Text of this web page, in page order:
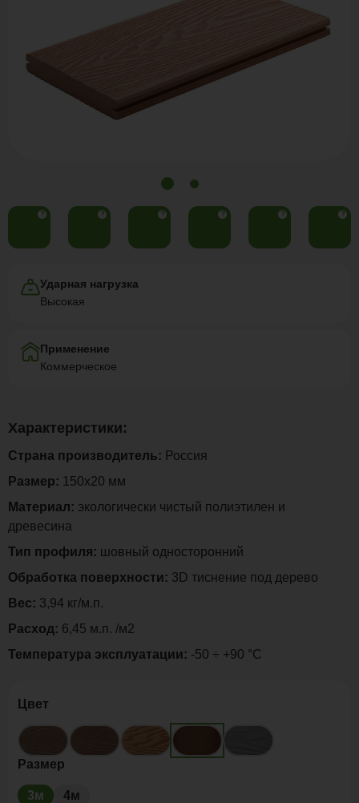
? ? ? ? ? ?
Цвет
Размер
3м
4м
Ударная нагрузка
Высокая
Применение
Коммерческое
Характеристики:
Страна производитель: Россия
Размер: 150х20 мм
Материал: экологически чистый полиэтилен и
древесина
Тип профиля: шовный односторонний
Обработка поверхности: 3D тиснение под дерево
Вес: 3,94 кг/м.п.
Расход: 6,45 м.п. /м2
Температура эксплуатации: -50 ÷ +90 °C